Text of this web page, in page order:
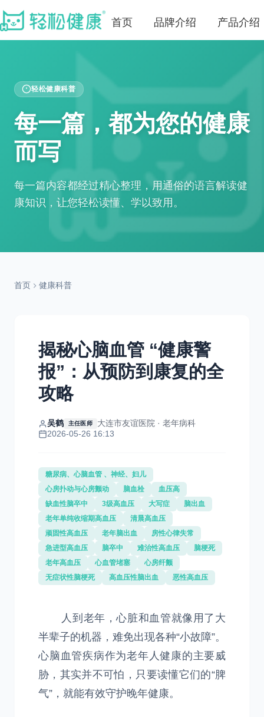
首页 品牌介绍 产品介绍
轻松健康科普
每一篇，都为您的健康
而写
每一篇内容都经过精心整理，用通俗的语言解读健
康知识，让您轻松读懂、学以致用。
首页 健康科普
揭秘心脑血管 “健康警
报”：从预防到康复的全
攻略
吴鹤 主任医师
大连市友谊医院 · 老年病科
2026-05-26 16:13
糖尿病、心脑血管 、神经、妇儿
心房扑动与心房颤动
脑血栓
血压高
缺血性脑卒中
3级高血压 大写症
脑出血
老年单纯收缩期高血压
清晨高血压
顽固性高血压
老年脑出血
房性心律失常
急进型高血压
脑卒中 难治性高血压
脑梗死
老年高血压
心血管堵塞
心房纤颤
无症状性脑梗死
高血压性脑出血 恶性高血压
人到老年，心脏和血管就像用了大
半辈子的机器，难免出现各种“小故障”。
心脑血管疾病作为老年人健康的主要威
胁，其实并不可怕，只要读懂它们的“脾
气”，就能有效守护晚年健康。